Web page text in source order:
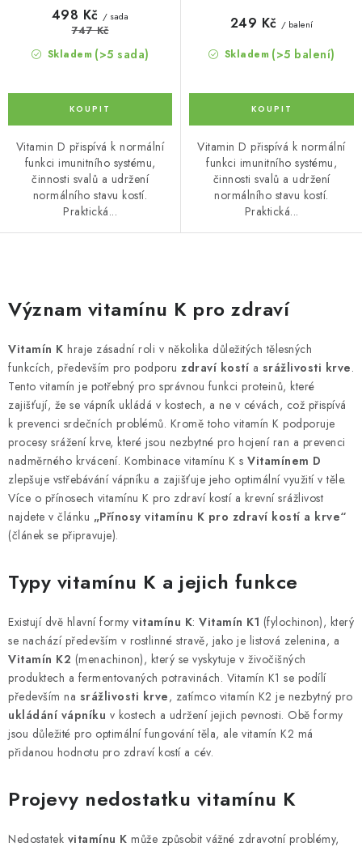
Skladem (>5 sada)
498 Kč / sada
747 Kč
Vitamin D přispívá k normální
funkci imunitního systému,
činnosti svalů a udržení
normálního stavu kostí.
Praktická...
Skladem (>5 balení)
249 Kč / balení
Vitamin D přispívá k normální
funkci imunitního systému,
činnosti svalů a udržení
normálního stavu kostí.
Praktická...
v
á
d
a
c
í
p
r
v
k
y
ý
i
s
u
Význam vitamínu K pro zdraví
Vitamín K hraje zásadní roli v několika důležitých tělesných
funkcích, především pro podporu zdraví kostí a srážlivosti krve.
Tento vitamín je potřebný pro správnou funkci proteinů, které
zajišťují, že se vápník ukládá v kostech, a ne v cévách, což přispívá
k prevenci srdečních problémů. Kromě toho vitamín K podporuje
procesy srážení krve, které jsou nezbytné pro hojení ran a prevenci
nadměrného krvácení. Kombinace vitamínu K s Vitamínem D
zlepšuje vstřebávání vápníku a zajišťuje jeho optimální využití v těle.
Více o přínosech vitamínu K pro zdraví kostí a krevní srážlivost
najdete v článku „Přínosy vitamínu K pro zdraví kostí a krve“
(článek se připravuje).
Typy vitamínu K a jejich funkce
Existují dvě hlavní formy vitamínu K: Vitamín K1 (fylochinon), který
se nachází především v rostlinné stravě, jako je listová zelenina, a
Vitamín K2 (menachinon), který se vyskytuje v živočišných
produktech a fermentovaných potravinách. Vitamín K1 se podílí
především na srážlivosti krve, zatímco vitamín K2 je nezbytný pro
ukládání vápníku v kostech a udržení jejich pevnosti. Obě formy
jsou důležité pro optimální fungování těla, ale vitamín K2 má
přidanou hodnotu pro zdraví kostí a cév.
Projevy nedostatku vitamínu K
Nedostatek vitamínu K může způsobit vážné zdravotní problémy,